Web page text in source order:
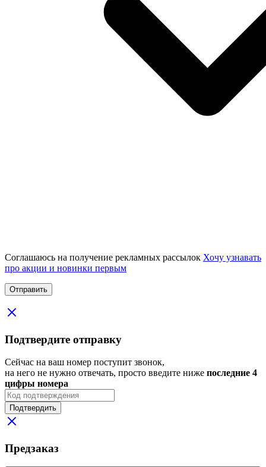
Соглашаюсь на получение рекламных рассылок Хочу узнавать
про акции и новинки первым
Подтвердите отправку
Сейчас на ваш номер поступит звонок,
на него не нужно отвечать, просто введите ниже последние 4
цифры номера
Подтвердить
Предзаказ